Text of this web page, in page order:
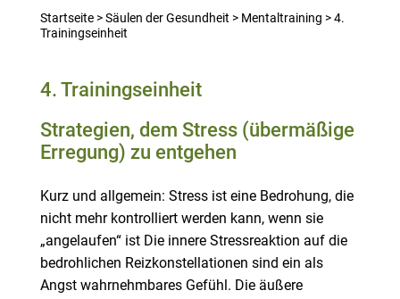
Startseite>Säulen der Gesundheit > Mentaltraining >4.
Trainingseinheit
4. Trainingseinheit
Strategien, dem Stress (übermäßige
Erregung) zu entgehen
Kurz und allgemein: Stress ist eine Bedrohung, die
nicht mehr kontrolliert werden kann, wenn sie
„angelaufen“ ist Die innere Stressreaktion auf die
bedrohlichen Reizkonstellationen sind ein als
Angst wahrnehmbares Gefühl. Die äußere